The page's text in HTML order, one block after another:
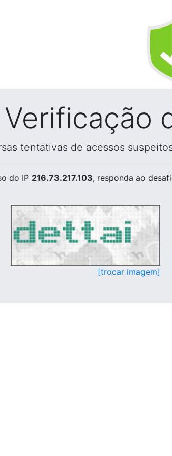
Verificação
tentativas de acessos
do IP 216.73.217.103, responda ao
[trocar imagem]